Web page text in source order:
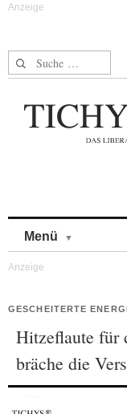
Suche nach:
Menü
GESCHEITERTE
Hitzeflaute für
bräche die